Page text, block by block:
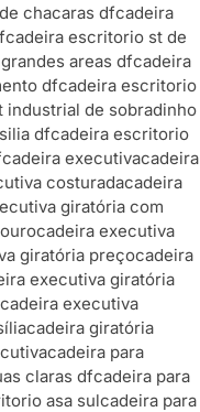
chacaras dfcadeira
cadeira escritorio st de
areas dfcadeira
dfcadeira escritorio
de sobradinho
dfcadeira escritorio
cadeira executivacadeira
costuradacadeira
giratória com
cadeira executiva
giratória preçocadeira
executiva giratória
cadeira executiva
cadeira giratória
cadeira para
claras dfcadeira para
asa sulcadeira para